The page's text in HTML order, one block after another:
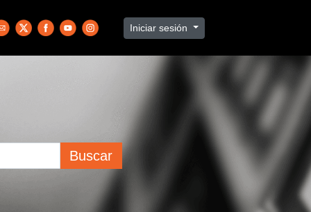
Iniciar sesión
Buscar